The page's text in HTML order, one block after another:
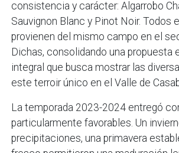
consistencia y carácter: Algarrobo
Sauvignon Blanc y Pinot Noir. Todos
provienen del mismo campo en el
Dichas, consolidando una propuesta
integral que busca mostrar las
este terroir único en el Valle de
La temporada 2023-2024 entregó
particularmente favorables. Un
precipitaciones, una primavera